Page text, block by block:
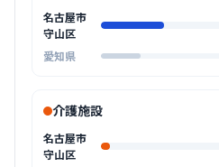
名古屋市
守山区
愛知県
介護施設
名古屋市
守山区